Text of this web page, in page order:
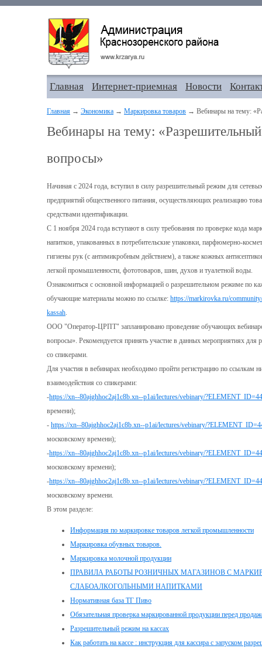
Главная Интернет-приемная Новости
Главная → Экономика → Маркировка товаров → Вебинары на тему:
Вебинары на тему:
вопросы»
Начиная с 2024 года, вступил в силу разрешительный режим для
предприятий общественного питания, осуществляющих реализацию
средствами идентификации.
С 1 ноября 2024 года вступают в силу требования по проверке кода
напитков, упакованных в потребительские упаковки, парфюмерно-
гигиены рук (с антимикробным действием), а также кожных
легкой промышленности, фототоваров, шин, духов и туалетной воды.
Ознакомиться с основной информацией о разрешительном режиме по
обучающие материалы можно по ссылке: https://markirovka.ru/
kassah.
ООО "Оператор-ЦРПТ" запланировано проведение обучающих
вопросы». Рекомендуется принять участие в данных мероприятиях
со спикерами.
Для участия в вебинарах необходимо пройти регистрацию по ссылкам
взаимодействия со спикерами:
-https://xn--80ajghhoc2aj1c8b.xn--p1ai/lectures/vebinary/
времени);
- https://xn--80ajghhoc2aj1c8b.xn--p1ai/lectures/vebinary/
московскому времени);
-https://xn--80ajghhoc2aj1c8b.xn--p1ai/lectures/vebinary/
московскому времени);
-https://xn--80ajghhoc2aj1c8b.xn--p1ai/lectures/vebinary/
московскому времени.
В этом разделе:
Информация по маркировке товаров легкой промышленности
Маркировка обувных товаров.
Маркировка молочной продукции
ПРАВИЛА РАБОТЫ РОЗНИЧНЫХ МАГАЗИНОВ С
СЛАБОАЛКОГОЛЬНЫМИ НАПИТКАМИ
Нормативная база ТГ Пиво
Обязательная проверка маркированной продукции перед
Разрешительный режим на кассах
Как работать на кассе : инструкция для кассира с запуском